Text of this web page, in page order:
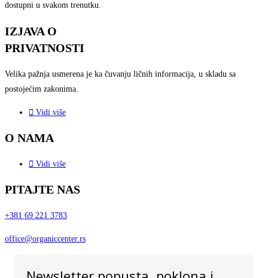
dostupni u svakom trenutku.
IZJAVA O
PRIVATNOSTI
Velika pažnja usmerena je ka čuvanju ličnih informacija, u skladu sa
postojećim zakonima.
Vidi više
O NAMA
Vidi više
PITAJTE NAS
+381 69 221 3783
office@organiccenter.rs